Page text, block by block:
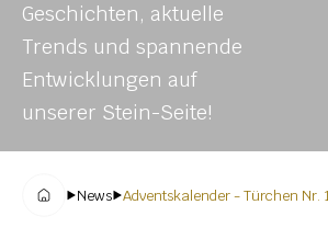
INE-
KAT
ALO
G
STEINMETZFINDER
3D-KONFIGURATOR
DOWNLOADS
DENKMALE
MAGRADO
Geschichten, aktuelle
Trends und spannende
Entwicklungen auf
unserer Stein-Seite!
News Adventskalender - Türchen Nr.